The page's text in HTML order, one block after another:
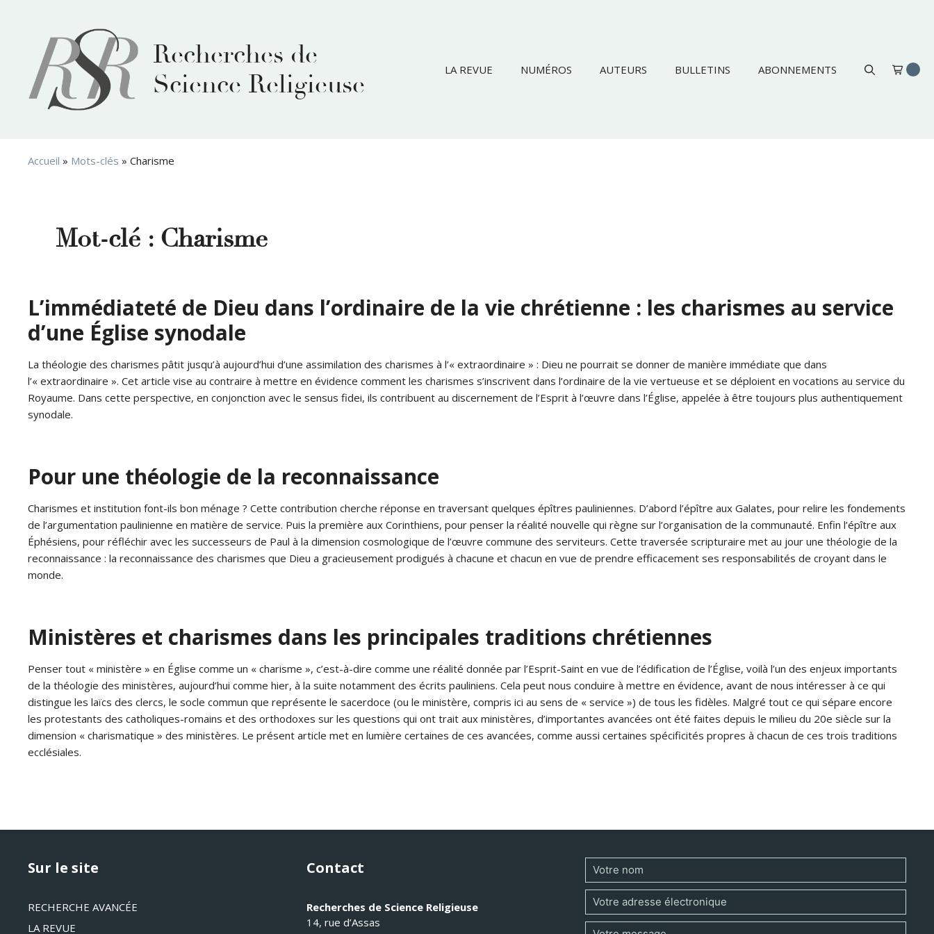
Recherches de
Science Religieuse
LA REVUE NUMÉROS AUTEURS BULLETINS ABONNEMENTS
Accueil » Mots-clés » Charisme
Mot-clé : Charisme
L’immédiateté de Dieu dans l’ordinaire de la vie chrétienne : les charismes au service
d’une Église synodale
La théologie des charismes pâtit jusqu’à aujourd’hui d’une assimilation des charismes à l’« extraordinaire » : Dieu ne pourrait se donner de manière immédiate que dans
l’« extraordinaire ». Cet article vise au contraire à mettre en évidence comment les charismes s’inscrivent dans l’ordinaire de la vie vertueuse et se déploient en vocations au service du
Royaume. Dans cette perspective, en conjonction avec le sensus fidei, ils contribuent au discernement de l’Esprit à l’œuvre dans l’Église, appelée à être toujours plus authentiquement
synodale.
Pour une théologie de la reconnaissance
Charismes et institution font-ils bon ménage ? Cette contribution cherche réponse en traversant quelques épîtres pauliniennes. D’abord l’épître aux Galates, pour relire les fondements
de l’argumentation paulinienne en matière de service. Puis la première aux Corinthiens, pour penser la réalité nouvelle qui règne sur l’organisation de la communauté. Enfin l’épître aux
Éphésiens, pour réfléchir avec les successeurs de Paul à la dimension cosmologique de l’œuvre commune des serviteurs. Cette traversée scripturaire met au jour une théologie de la
reconnaissance : la reconnaissance des charismes que Dieu a gracieusement prodigués à chacune et chacun en vue de prendre efficacement ses responsabilités de croyant dans le
monde.
Ministères et charismes dans les principales traditions chrétiennes
Penser tout « ministère » en Église comme un « charisme », c’est-à-dire comme une réalité donnée par l’Esprit-Saint en vue de l’édification de l’Église, voilà l’un des enjeux importants
de la théologie des ministères, aujourd’hui comme hier, à la suite notamment des écrits pauliniens. Cela peut nous conduire à mettre en évidence, avant de nous intéresser à ce qui
distingue les laïcs des clercs, le socle commun que représente le sacerdoce (ou le ministère, compris ici au sens de « service ») de tous les fidèles. Malgré tout ce qui sépare encore
les protestants des catholiques-romains et des orthodoxes sur les questions qui ont trait aux ministères, d’importantes avancées ont été faites depuis le milieu du 20e siècle sur la
dimension « charismatique » des ministères. Le présent article met en lumière certaines de ces avancées, comme aussi certaines spécificités propres à chacun de ces trois traditions
ecclésiales.
Sur le site
RECHERCHE AVANCÉE
LA REVUE
Contact
Recherches de Science Religieuse
14, rue d’Assas